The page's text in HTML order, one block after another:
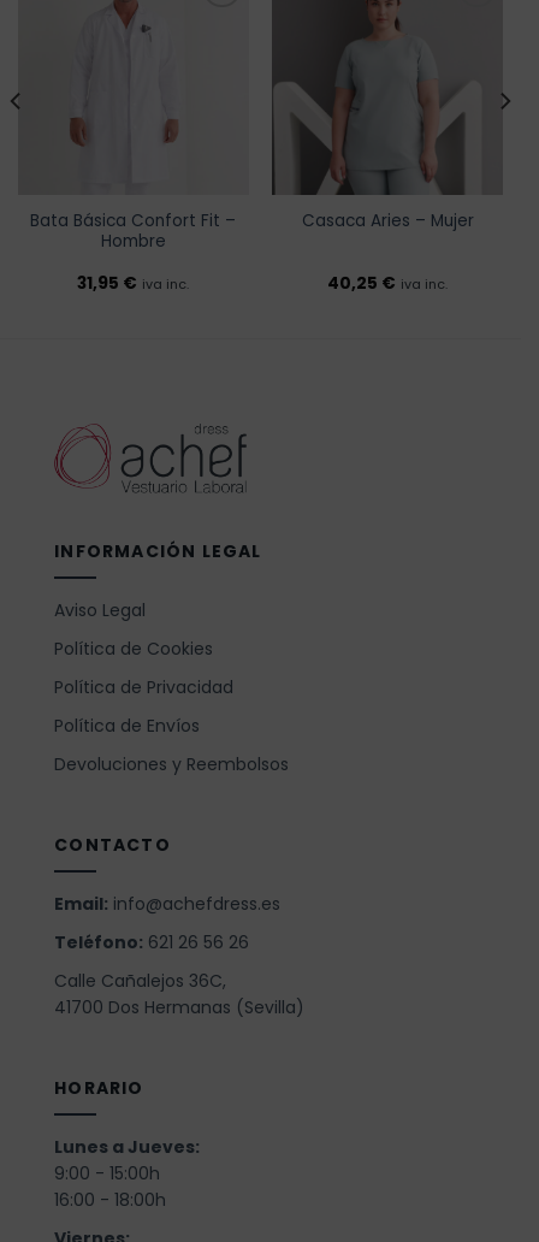
Bata Básica Confort Fit –
Hombre
31,95 € iva inc.
Casaca Aries – Mujer
40,25 € iva inc.
INFORMACIÓN LEGAL
Aviso Legal
Política de Cookies
Política de Privacidad
Política de Envíos
Devoluciones y Reembolsos
CONTACTO
Email: info@achefdress.es
Teléfono: 621 26 56 26
Calle Cañalejos 36C,
41700 Dos Hermanas (Sevilla)
HORARIO
Lunes a Jueves:
9:00 - 15:00h
16:00 - 18:00h